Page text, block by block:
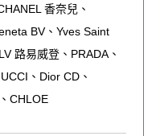
香奈兒、
BV、Yves Saint
路易威登、PRADA、
、Dior CD、
CHLOE